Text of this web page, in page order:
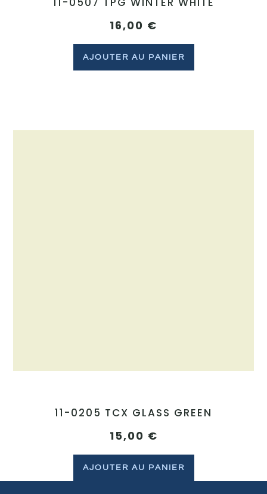
16,00 €
AJOUTER AU PANIER
11-0205 TCX GLASS GREEN
15,00 €
AJOUTER AU PANIER